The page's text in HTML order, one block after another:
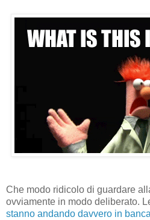
Che modo ridicolo di guardare
ovviamente in modo deliberato.
stanno andando davvero in